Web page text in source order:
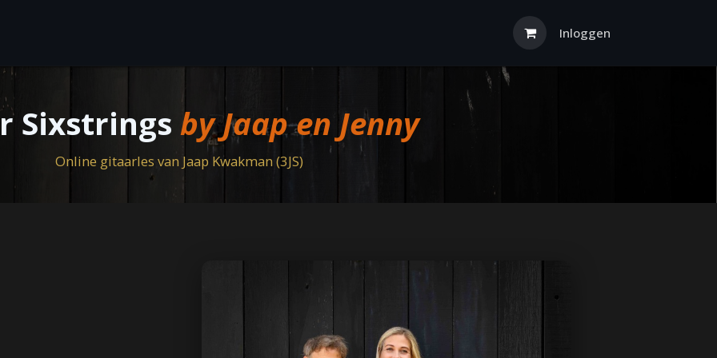
Inloggen
Sixstrings by Jaap en Jenny
Online gitaarles van Jaap Kwakman (3JS)